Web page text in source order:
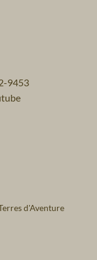
9453
d'Aventure